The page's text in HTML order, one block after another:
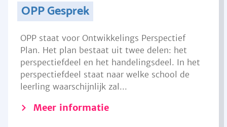
OPP Gesprek
OPP staat voor Ontwikkelings Perspectief
Plan. Het plan bestaat uit twee delen: het
perspectiefdeel en het handelingsdeel. In het
perspectiefdeel staat naar welke school de
leerling waarschijnlijk zal...
Meer informatie